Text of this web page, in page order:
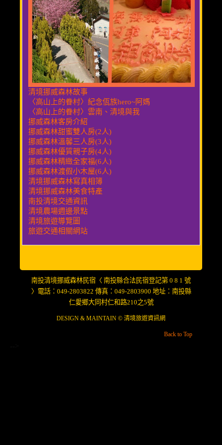
清境挪威森林故事
〈高山上的眷村〉紀念佤族hero~阿媽
〈高山上的眷村〉雲南、清境與我
挪威森林客房介紹
挪威森林甜蜜雙人房(2人)
挪威森林溫馨三人房(3人)
挪威森林優質親子房(4人)
挪威森林精緻全家福(6人)
挪威森林渡假小木屋(6人)
清境挪威森林寫真相簿
清境挪威森林美食特產
南投清境交通資訊
清境農場週邊景點
清境旅遊導覽圖
旅遊交通相關網站
南投清境挪威森林民宿〈 南投縣合法民宿登記第 0 8 1 號
〉電話：049-2803822 傳真：049-2803900 地址：南投縣
仁愛鄉大同村仁和路210之5號
DESIGN & MAINTAIN © 清境旅遊資訊網
Back to Top